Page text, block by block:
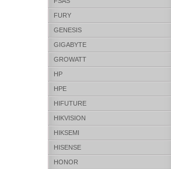
FURY
GENESIS
GIGABYTE
GROWATT
HP
HPE
HIFUTURE
HIKVISION
HIKSEMI
HISENSE
HONOR